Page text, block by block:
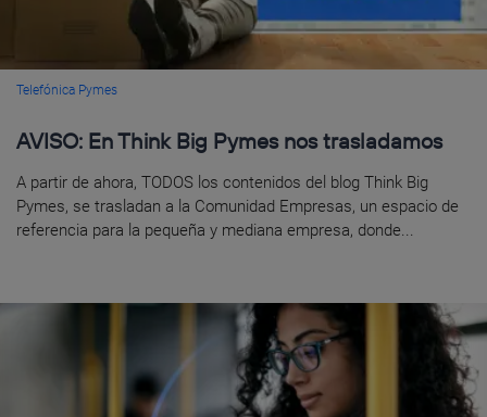
Telefónica Pymes
AVISO: En Think Big Pymes nos trasladamos
A partir de ahora, TODOS los contenidos del blog Think Big
Pymes, se trasladan a la Comunidad Empresas, un espacio de
referencia para la pequeña y mediana empresa, donde...